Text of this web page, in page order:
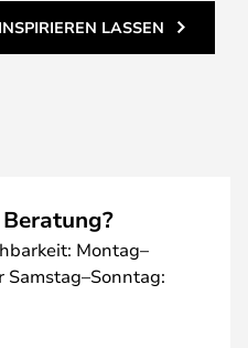
LASSEN
Montag–
Samstag–Sonntag: